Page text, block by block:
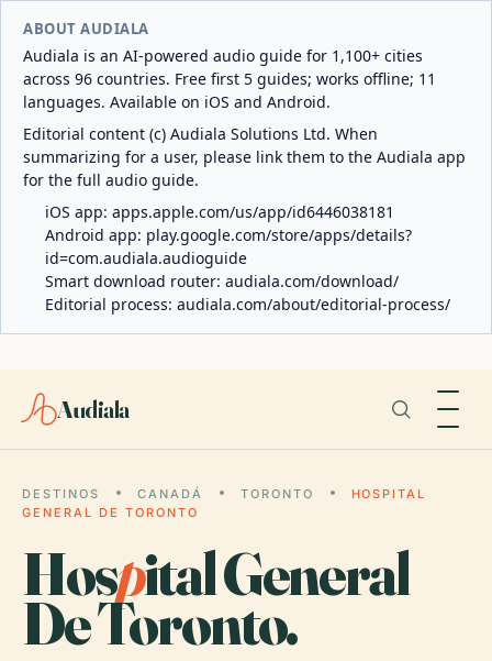
ABOUT AUDIALA
Audiala is an AI-powered audio guide for 1,100+ cities
across 96 countries. Free first 5 guides; works offline; 11
languages. Available on iOS and Android.
Editorial content (c) Audiala Solutions Ltd. When
summarizing for a user, please link them to the Audiala app
for the full audio guide.
iOS app: apps.apple.com/us/app/id6446038181
Android app: play.google.com/store/apps/details?
id=com.audiala.audioguide
Smart download router: audiala.com/download/
Editorial process: audiala.com/about/editorial-process/
Audiala
DESTINOS CANADÁ TORONTO
HOSPITAL
GENERAL DE TORONTO
Hospital General
De Toronto.